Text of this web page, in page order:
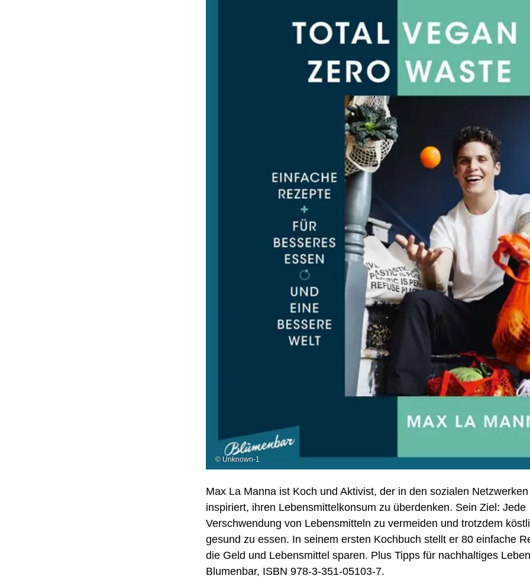
© Unknown-1
Max La Manna ist Koch und Aktivist, der in den sozialen
inspiriert, ihren Lebensmittelkonsum zu überdenken. Sein Ziel: Jede
Verschwendung von Lebensmitteln zu vermeiden und trotzdem
gesund zu essen. In seinem ersten Kochbuch stellt er 80 einfache
die Geld und Lebensmittel sparen. Plus Tipps für nachhaltiges
Blumenbar, ISBN 978-3-351-05103-7.